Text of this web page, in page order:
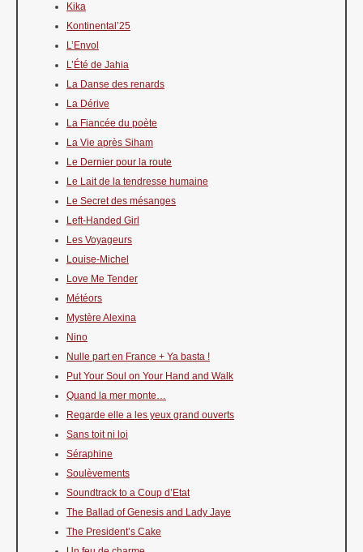
Kika
Kontinental’25
L’Envol
L’Été de Jahia
La Danse des renards
La Dérive
La Fiancée du poète
La Vie après Siham
Le Dernier pour la route
Le Lait de la tendresse humaine
Le Secret des mésanges
Left-Handed Girl
Les Voyageurs
Louise-Michel
Love Me Tender
Météors
Mystère Alexina
Nino
Nulle part en France + Ya basta !
Put Your Soul on Your Hand and Walk
Quand la mer monte…
Regarde elle a les yeux grand ouverts
Sans toit ni loi
Séraphine
Soulèvements
Soundtrack to a Coup d’Etat
The Ballad of Genesis and Lady Jaye
The President’s Cake